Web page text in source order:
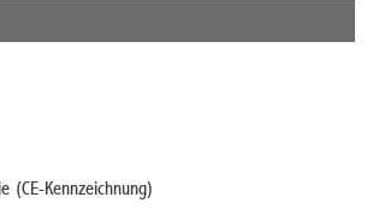
(CE-Kennzeichnung)